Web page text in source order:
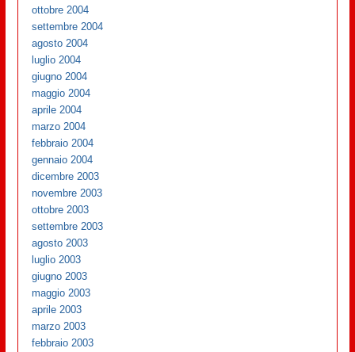
ottobre 2004
settembre 2004
agosto 2004
luglio 2004
giugno 2004
maggio 2004
aprile 2004
marzo 2004
febbraio 2004
gennaio 2004
dicembre 2003
novembre 2003
ottobre 2003
settembre 2003
agosto 2003
luglio 2003
giugno 2003
maggio 2003
aprile 2003
marzo 2003
febbraio 2003